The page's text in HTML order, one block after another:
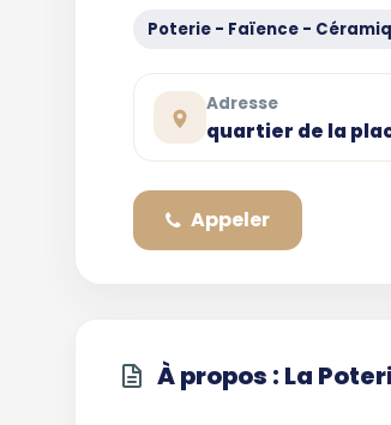
Poterie - Faïence -
Adresse
quartier de la
Appeler
À propos : La